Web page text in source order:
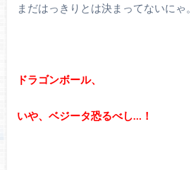
まだはっきりとは決まってないにゃ。
ドラゴンボール、
いや、ベジータ恐るべし…！